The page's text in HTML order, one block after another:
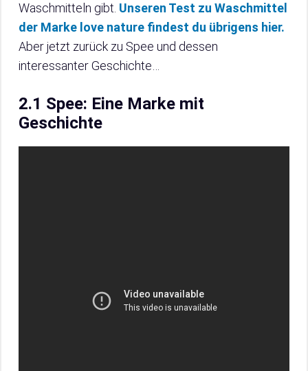
Waschmitteln gibt. Unseren Test zu Waschmittel
der Marke love nature findest du übrigens hier.
Aber jetzt zurück zu Spee und dessen
interessanter Geschichte…
2.1 Spee: Eine Marke mit
Geschichte